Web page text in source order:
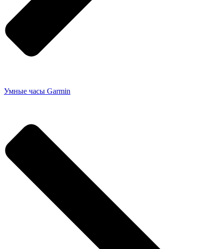
Умные часы Garmin